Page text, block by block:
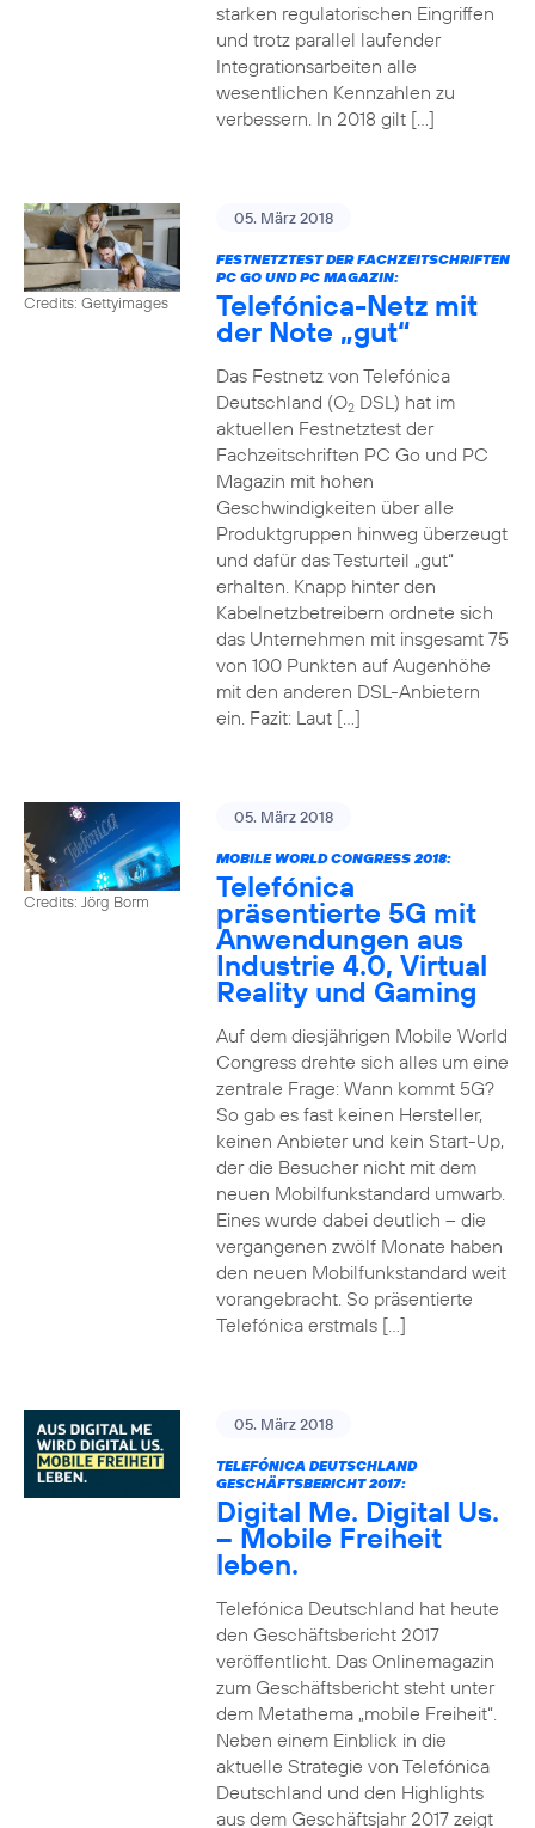
starken regulatorischen Eingriffen
und trotz parallel laufender
Integrationsarbeiten alle
wesentlichen Kennzahlen zu
verbessern. In 2018 gilt […]
Credits: Gettyimages
05. März 2018
FESTNETZTEST DER FACHZEITSCHRIFTEN
PC GO UND PC MAGAZIN:
Telefónica-Netz mit
der Note „gut“
Das Festnetz von Telefónica
Deutschland (O2DSL) hat im
aktuellen Festnetztest der
Fachzeitschriften PC Go und PC
Magazin mit hohen
Geschwindigkeiten über alle
Produktgruppen hinweg überzeugt
und dafür das Testurteil „gut“
erhalten. Knapp hinter den
Kabelnetzbetreibern ordnete sich
das Unternehmen mit insgesamt 75
von 100 Punkten auf Augenhöhe
mit den anderen DSL-Anbietern
ein. Fazit: Laut […]
Credits: Jörg Borm
05. März 2018
MOBILE WORLD CONGRESS 2018:
Telefónica
präsentierte 5G mit
Anwendungen aus
Industrie 4.0, Virtual
Reality und Gaming
Auf dem diesjährigen Mobile World
Congress drehte sich alles um eine
zentrale Frage: Wann kommt 5G?
So gab es fast keinen Hersteller,
keinen Anbieter und kein Start-Up,
der die Besucher nicht mit dem
neuen Mobilfunkstandard umwarb.
Eines wurde dabei deutlich – die
vergangenen zwölf Monate haben
den neuen Mobilfunkstandard weit
vorangebracht. So präsentierte
Telefónica erstmals […]
05. März 2018
TELEFÓNICA DEUTSCHLAND
GESCHÄFTSBERICHT 2017:
Digital Me. Digital Us.
– Mobile Freiheit
leben.
Telefónica Deutschland hat heute
den Geschäftsbericht 2017
veröffentlicht. Das Onlinemagazin
zum Geschäftsbericht steht unter
dem Metathema „mobile Freiheit“.
Neben einem Einblick in die
aktuelle Strategie von Telefónica
Deutschland und den Highlights
aus dem Geschäftsjahr 2017 zeigt